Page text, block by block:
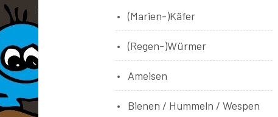
(Marien-)Käfer
(Regen-)Würmer
Ameisen
Bienen / Hummeln / Wespen